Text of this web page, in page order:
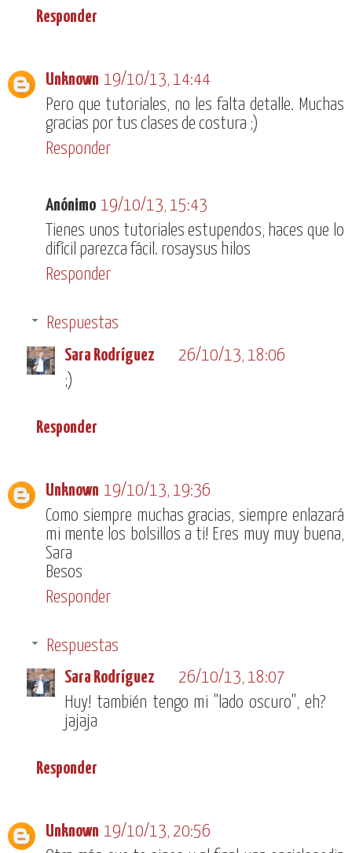
Responder
Unknown 19/10/13, 14:44
Pero que tutoriales, no les falta detalle. Muchas
gracias por tus clases de costura ;)
Responder
Anónimo 19/10/13, 15:43
Tienes unos tutoriales estupendos, haces que lo
difícil parezca fácil. rosaysus hilos
Responder
Respuestas
Sara Rodríguez
26/10/13, 18:06
;)
Responder
Unknown 19/10/13, 19:36
Como siempre muchas gracias, siempre enlazará
mi mente los bolsillos a ti! Eres muy muy buena,
Sara
Besos
Responder
Respuestas
Sara Rodríguez
26/10/13, 18:07
Huy! también tengo mi "lado oscuro", eh?
jajaja
Responder
Unknown 19/10/13, 20:56